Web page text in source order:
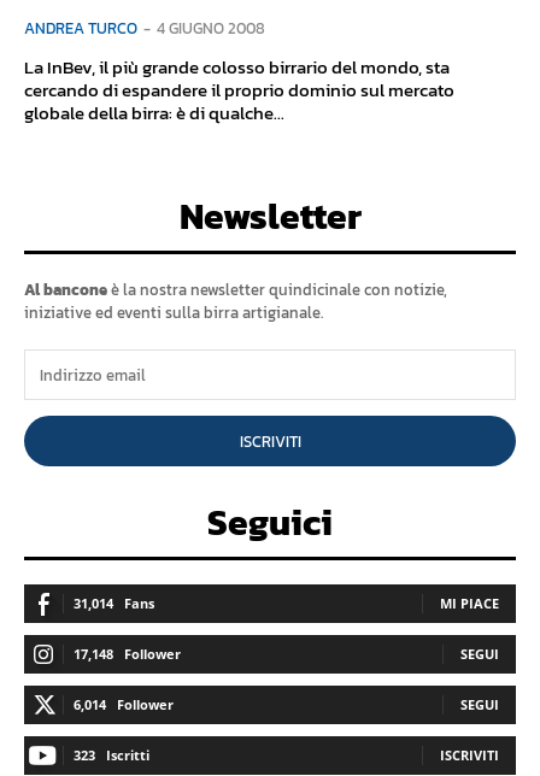
ANDREA TURCO - 4 GIUGNO 2008
La InBev, il più grande colosso birrario del mondo, sta
cercando di espandere il proprio dominio sul mercato
globale della birra: è di qualche...
Newsletter
Al banconeè la nostra newsletter quindicinale con notizie,
iniziative ed eventi sulla birra artigianale.
ISCRIVITI
Seguici
31,014 Fans MI PIACE
17,148 Follower SEGUI
6,014 Follower SEGUI
323 Iscritti ISCRIVITI